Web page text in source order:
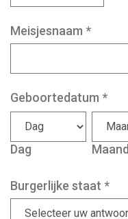
Meisjesnaam *
Geboortedatum *
Dag Maand
Burgerlijke staat *